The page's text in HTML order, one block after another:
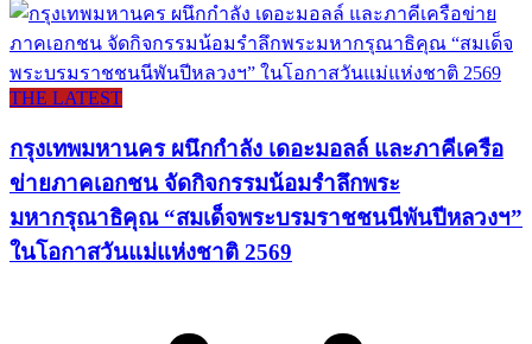
THE LATEST
กรุงเทพมหานคร ผนึกกำลัง เดอะมอลล์ และภาคีเครือ
ข่ายภาคเอกชน จัดกิจกรรมน้อมรำลึกพระ
มหากรุณาธิคุณ “สมเด็จพระบรมราชชนนีพันปีหลวงฯ”
ในโอกาสวันแม่แห่งชาติ 2569